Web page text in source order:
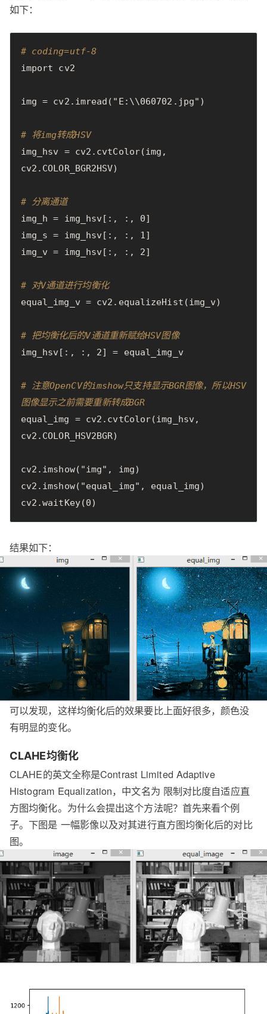
如下：
# coding=utf-8
import
cv2
img = cv2 . imread ( "E: \\060702.jpg" )
# 将img转成HSV
img_hsv
= cv2 . cvtColor(img ,
cv2 . COLOR_BGR2HSV)
# 分离通道
img_h = img_hsv [:, :, 0]
img_s = img_hsv [:, :, 1]
img_v = img_hsv [:, :, 2]
# 对V通道进行均衡化
equal_img_v = cv2 . equalizeHist (img_v)
# 把均衡化后的V通道重新赋给HSV图像
img_hsv [:, :, 2] = equal_img_v
# 注意OpenCV的imshow只支持显示BGR图像，所以HSV
图像显示之前需要重新转成BGR
equal_img
= cv2 . cvtColor(img_hsv ,
cv2 . COLOR_HSV2BGR)
cv2 . imshow( "img" , img)
cv2 . imshow( "equal_img" , equal_img)
cv2 .waitKey(0)
结果如下：
可以发现，这样均衡化后的效果要比上面好很多，颜色没
有明显的变化。
CLAHE均衡化
CLAHE的英文全称是Contrast Limited Adaptive
Histogram Equalization，中文名为 限制对比度自适应直
方图均衡化。为什么会提出这个方法呢？首先来看个例
子。下图是 一幅影像以及对其进行直方图均衡化后的对比
图。